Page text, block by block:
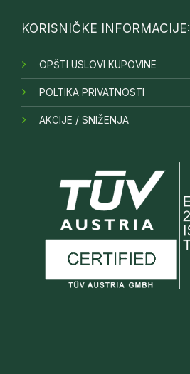
KORISNIČKE INFORMACIJE:
OPŠTI USLOVI KUPOVINE
POLTIKA PRIVATNOSTI
AKCIJE / SNIŽENJA